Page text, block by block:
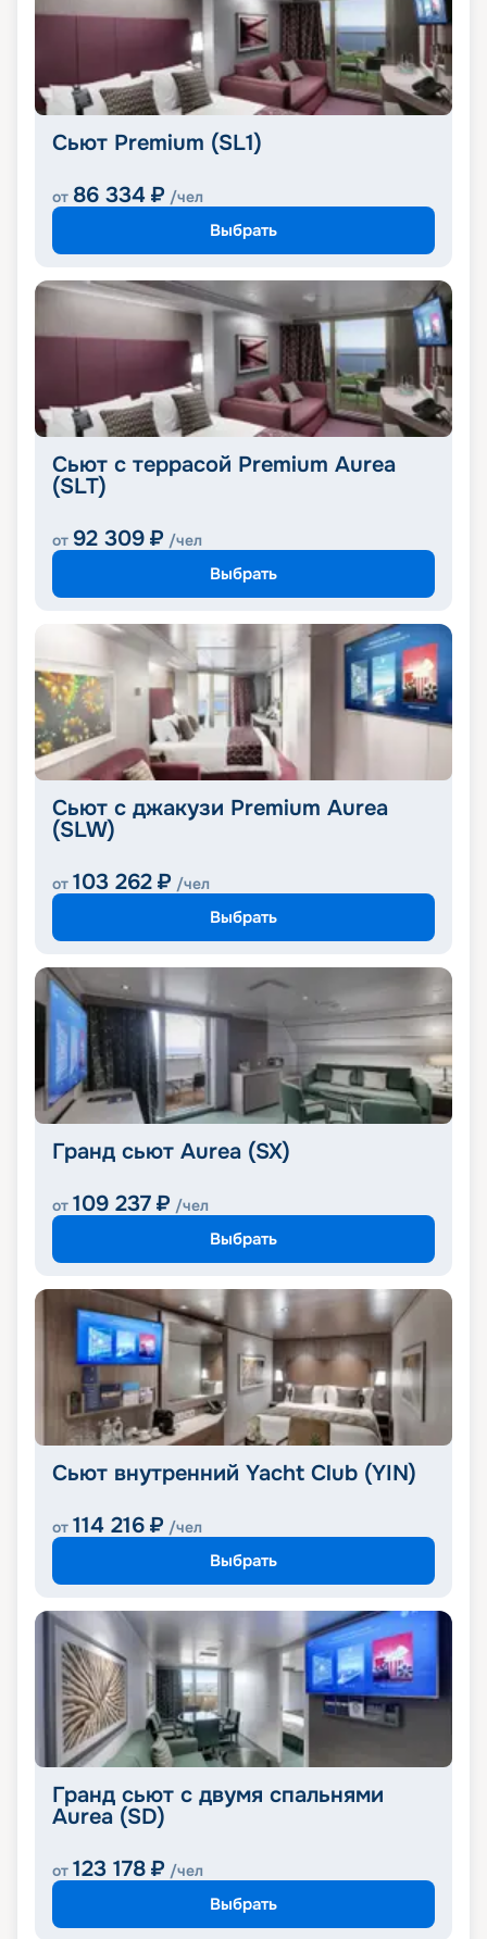
Сьют Premium (SL1)
от 86 334 ₽ /чел
Выбрать
Сьют с террасой Premium Aurea
(SLT)
от 92 309 ₽ /чел
Выбрать
Сьют с джакузи Premium Aurea
(SLW)
от 103 262 ₽ /чел
Выбрать
Гранд сьют Aurea (SX)
от 109 237 ₽ /чел
Выбрать
Сьют внутренний Yacht Club (YIN)
от 114 216 ₽ /чел
Выбрать
Гранд сьют с двумя спальнями
Aurea (SD)
от 123 178 ₽ /чел
Выбрать